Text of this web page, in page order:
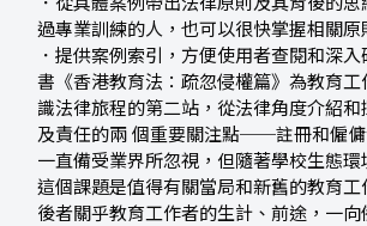
過專業訓練的人，也可以很快掌握相關原
．提供案例索引，方便使用者查閱和深
書《香港教育法：疏忽侵權篇》為教育
識法律旅程的第二站，從法律角度介紹
及責任的兩 個重要關注點──註冊和僱
一直備受業界所忽視，但隨著學校生態環
這個課題是值得有關當局和新舊的教育工
後者關乎教育工作者的生計、前途，一